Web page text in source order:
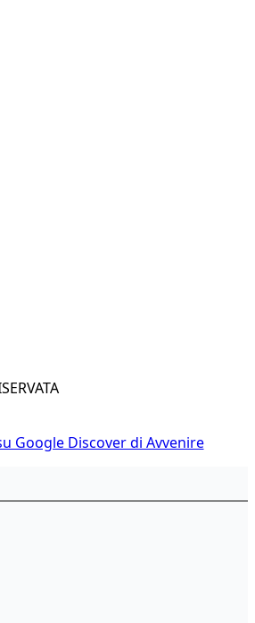
Google Discover di Avvenire